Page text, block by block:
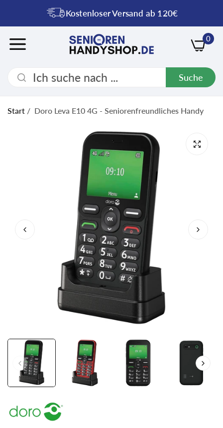
Kostenloser Versand ab 120€
Suche
0
Start / Doro Leva E10 4G - Seniorenfreundliches Handy